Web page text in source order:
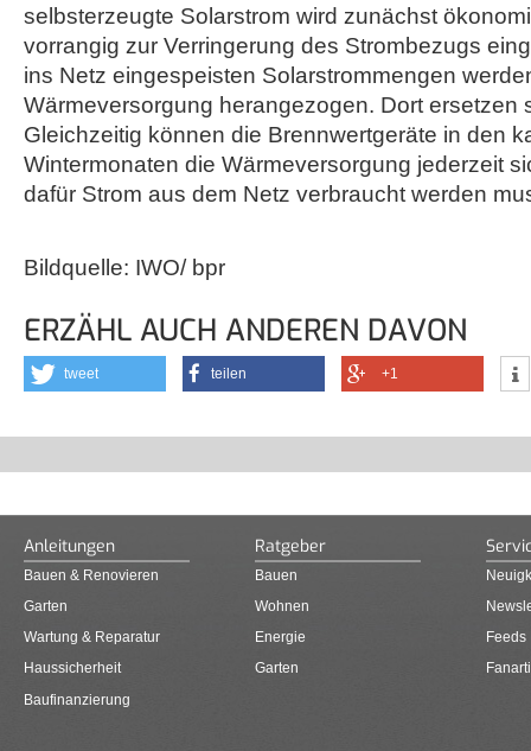
selbsterzeugte Solarstrom wird zunächst
vorrangig zur Verringerung des Strombezugs
ins Netz eingespeisten Solarstrommengen
Wärmeversorgung herangezogen. Dort ersetzen
Gleichzeitig können die Brennwertgeräte in den
Wintermonaten die Wärmeversorgung jederzeit
dafür Strom aus dem Netz verbraucht werden
Bildquelle: IWO/ bpr
ERZÄHL AUCH ANDEREN DAVON
tweet teilen +1
Anleitungen
Bauen & Renovieren
Garten
Wartung & Reparatur
Haussicherheit
Baufinanzierung
Ratgeber
Bauen
Wohnen
Energie
Garten
Feeds